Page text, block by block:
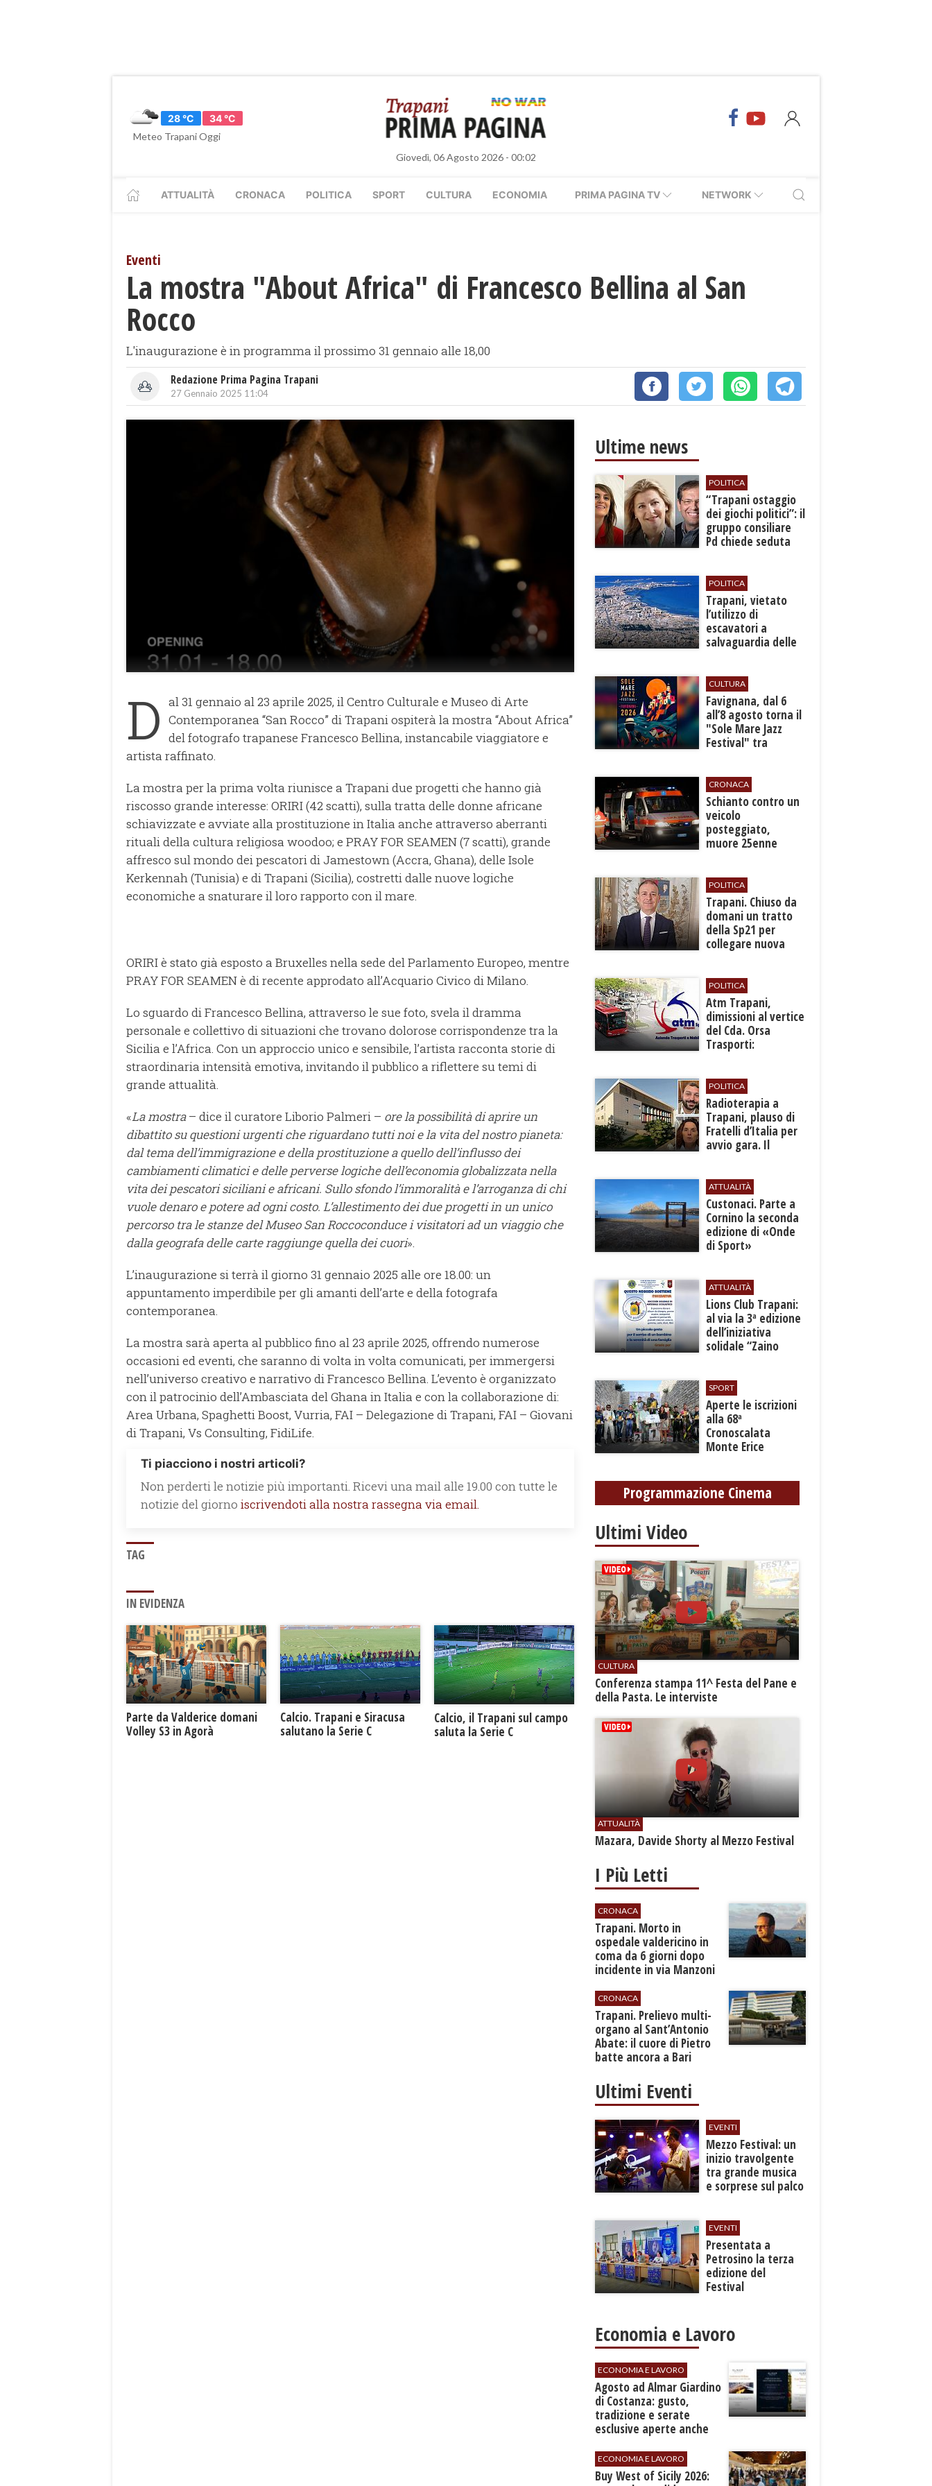
28 °C
34 °C
Meteo Trapani Oggi
Giovedì, 06 Agosto 2026 - 00:02
ATTUALITÀ CRONACA POLITICA SPORT CULTURA ECONOMIA PRIMA PAGINA TV NETWORK
Eventi
La mostra "About Africa" di Francesco Bellina al San
Rocco
L'inaugurazione è in programma il prossimo 31 gennaio alle 18,00
Redazione Prima Pagina Trapani
27 Gennaio 2025 11:04
D al 31 gennaio al 23 aprile 2025, il Centro Culturale e Museo di Arte
Contemporanea “San Rocco” di Trapani ospiterà la mostra “About Africa”
del fotografo trapanese Francesco Bellina, instancabile viaggiatore e
artista raffinato.
La mostra per la prima volta riunisce a Trapani due progetti che hanno già
riscosso grande interesse: ORIRI (42 scatti), sulla tratta delle donne africane
schiavizzate e avviate alla prostituzione in Italia anche attraverso aberranti
rituali della cultura religiosa woodoo; e PRAY FOR SEAMEN (7 scatti), grande
affresco sul mondo dei pescatori di Jamestown (Accra, Ghana), delle Isole
Kerkennah (Tunisia) e di Trapani (Sicilia), costretti dalle nuove logiche
economiche a snaturare il loro rapporto con il mare.
ORIRI è stato già esposto a Bruxelles nella sede del Parlamento Europeo, mentre
PRAY FOR SEAMEN è di recente approdato all’Acquario Civico di Milano.
Lo sguardo di Francesco Bellina, attraverso le sue foto, svela il dramma
personale e collettivo di situazioni che trovano dolorose corrispondenze tra la
Sicilia e l’Africa. Con un approccio unico e sensibile, l’artista racconta storie di
straordinaria intensità emotiva, invitando il pubblico a riflettere su temi di
grande attualità.
«La mostra– dice il curatore Liborio Palmeri – ore la possibilità di aprire un
dibattito su questioni urgenti che riguardano tutti noi e la vita del nostro pianeta:
dal tema dell’immigrazione e della prostituzione a quello dell’influsso dei
cambiamenti climatici e delle perverse logiche dell’economia globalizzata nella
vita dei pescatori siciliani e africani. Sullo sfondo l’immoralità e l’arroganza di chi
vuole denaro e potere ad ogni costo. L’allestimento dei due progetti in un unico
percorso tra le stanze del Museo San Roccoconduce i visitatori ad un viaggio che
dalla geografa delle carte raggiunge quella dei cuori».
L’inaugurazione si terrà il giorno 31 gennaio 2025 alle ore 18.00: un
appuntamento imperdibile per gli amanti dell’arte e della fotografa
contemporanea.
La mostra sarà aperta al pubblico fino al 23 aprile 2025, offrendo numerose
occasioni ed eventi, che saranno di volta in volta comunicati, per immergersi
nell’universo creativo e narrativo di Francesco Bellina. L’evento è organizzato
con il patrocinio dell’Ambasciata del Ghana in Italia e con la collaborazione di:
Area Urbana, Spaghetti Boost, Vurria, FAI – Delegazione di Trapani, FAI – Giovani
di Trapani, Vs Consulting, FidiLife.
Ti piacciono i nostri articoli?
Non perderti le notizie più importanti. Ricevi una mail alle 19.00 con tutte le
notizie del giorno iscrivendoti alla nostra rassegna via email.
TAG
IN EVIDENZA
Parte da Valderice domani
Volley S3 in Agorà
Calcio. Trapani e Siracusa
salutano la Serie C
Calcio, il Trapani sul campo
saluta la Serie C
Ultime news
POLITICA
​“Trapani ostaggio
dei giochi politici”: il
gruppo consiliare
Pd chiede seduta
POLITICA
​Trapani, vietato
l’utilizzo di
escavatori a
salvaguardia delle
CULTURA
Favignana, dal 6
all’8 agosto torna il
"Sole Mare Jazz
Festival" tra
CRONACA
​Schianto contro un
veicolo
posteggiato,
muore 25enne
POLITICA
​Trapani. Chiuso da
domani un tratto
della Sp21 per
collegare nuova
POLITICA
​Atm Trapani,
dimissioni al vertice
del Cda. Orsa
Trasporti:
POLITICA
Radioterapia a
Trapani, plauso di
Fratelli d’Italia per
avvio gara. Il
sconfitta”
ATTUALITÀ
Custonaci. Parte a
Cornino la seconda
edizione di «Onde
di Sport»
ATTUALITÀ
Lions Club Trapani:
al via la 3ª edizione
dell’iniziativa
solidale “Zaino
SPORT
Aperte le iscrizioni
alla 68ª
Cronoscalata
Monte Erice
Programmazione Cinema
Ultimi Video
CULTURA
Conferenza stampa 11^ Festa del Pane e
della Pasta. Le interviste
ATTUALITÀ
Mazara, Davide Shorty al Mezzo Festival
I Più Letti
CRONACA
​Trapani. Morto in
ospedale valdericino in
coma da 6 giorni dopo
incidente in via Manzoni
CRONACA
​Trapani. Prelievo multi-
organo al Sant’Antonio
Abate: il cuore di Pietro
batte ancora a Bari
Ultimi Eventi
EVENTI
Mezzo Festival: un
inizio travolgente
tra grande musica
e sorprese sul palco
EVENTI
Presentata a
Petrosino la terza
edizione del
Festival
"Voci dal
Mediterraneo"
Economia e Lavoro
ECONOMIA E LAVORO
Agosto ad Almar Giardino
di Costanza: gusto,
tradizione e serate
esclusive aperte anche
ECONOMIA E LAVORO
Buy West of Sicily 2026: